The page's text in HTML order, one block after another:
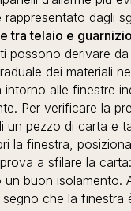
rappresentato dagli
tra telaio e
possono derivare
dei materiali
intorno alle finestre
Per verificare la
un pezzo di carta e
la finestra,
a sfilare la
un buon isolamento.
che la finestra